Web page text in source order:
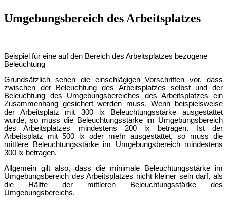
Umgebungsbereich des Arbeitsplatzes
Beispiel für eine auf den Bereich des Arbeitsplatzes bezogene
Beleuchtung
Grundsätzlich sehen die einschlägigen Vorschriften vor, dass
zwischen der Beleuchtung des Arbeitsplatzes selbst und der
Beleuchtung des Umgebungsbereiches des Arbeitsplatzes ein
Zusammenhang gesichert werden muss. Wenn beispielsweise
der Arbeitsplatz mit 300 lx Beleuchtungsstärke ausgestattet
wurde, so muss die Beleuchtungsstärke im Umgebungsbereich
des Arbeitsplatzes mindestens 200 lx betragen. Ist der
Arbeitsplatz mit 500 lx oder mehr ausgestattet, so muss die
mittlere Beleuchtungsstärke im Umgebungsbereich mindestens
300 lx betragen.
Allgemein gilt also, dass die minimale Beleuchtungsstärke im
Umgebungsbereich des Arbeitsplatzes nicht kleiner sein darf, als
die Hälfte der mittleren Beleuchtungsstärke des
Umgebungsbereichs.